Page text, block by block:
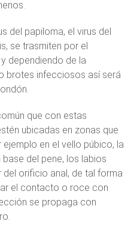
del papiloma, el virus del
se trasmiten por el
dependiendo de la
brotes infecciosos así será
que con estas
ubicadas en zonas que
en el vello púbico, la
del pene, los labios
orificio anal, de tal forma
el contacto o roce con
se propaga con